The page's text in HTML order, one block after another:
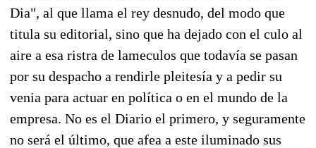
Dia", al que llama el rey desnudo, del modo que
titula su editorial, sino que ha dejado con el culo al
aire a esa ristra de lameculos que todavía se pasan
por su despacho a rendirle pleitesía y a pedir su
venia para actuar en política o en el mundo de la
empresa. No es el Diario el primero, y seguramente
no será el último, que afea a este iluminado sus